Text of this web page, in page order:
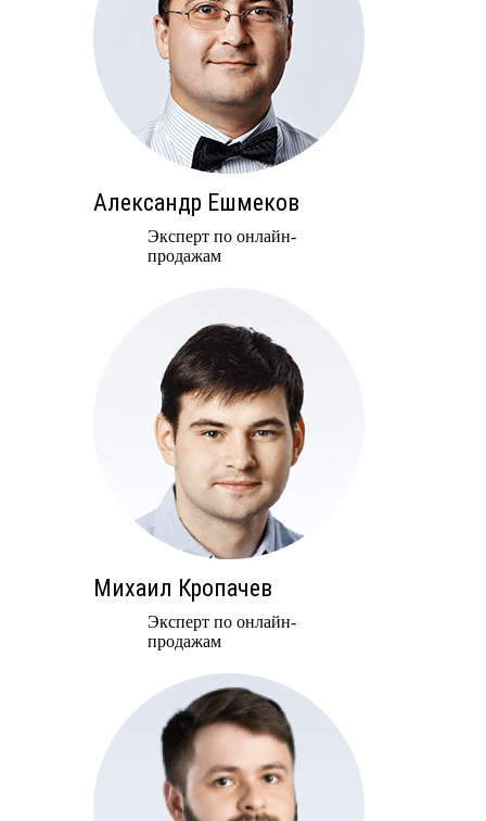
Александр Ешмеков
Эксперт по онлайн-
продажам
Михаил Кропачев
Эксперт по онлайн-
продажам